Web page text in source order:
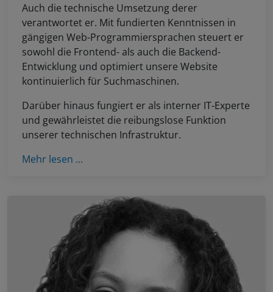
Auch die technische Umsetzung derer
verantwortet er. Mit fundierten Kenntnissen in
gängigen Web-Programmiersprachen steuert er
sowohl die Frontend- als auch die Backend-
Entwicklung und optimiert unsere Website
kontinuierlich für Suchmaschinen.
Darüber hinaus fungiert er als interner IT-Experte
und gewährleistet die reibungslose Funktion
unserer technischen Infrastruktur.
Mehr lesen ...